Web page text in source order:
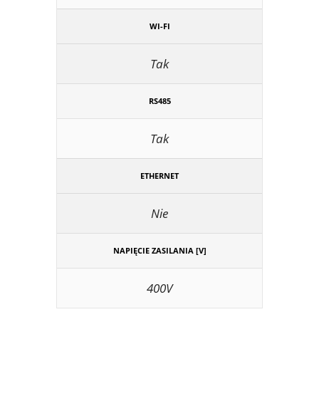
WI-FI
Tak
RS485
Tak
ETHERNET
Nie
NAPIĘCIE ZASILANIA [V]
400V